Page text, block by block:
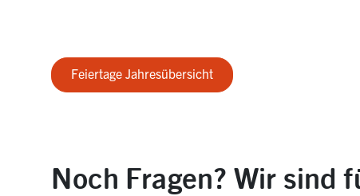
Feiertage Jahresübersicht
Noch Fragen? Wir sind